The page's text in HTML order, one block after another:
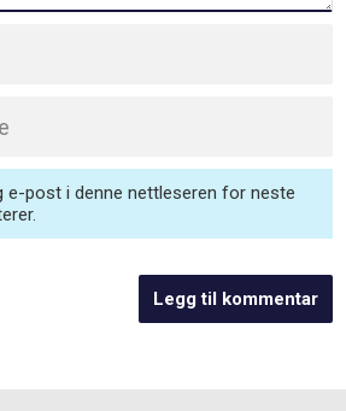
e-post i denne nettleseren for neste